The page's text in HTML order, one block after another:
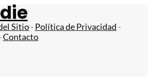
Sitio-Política de Privacidad -
Contacto